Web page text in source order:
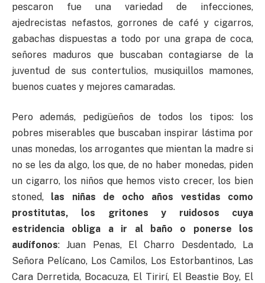
pescaron fue una variedad de infecciones,
ajedrecistas nefastos, gorrones de café y cigarros,
gabachas dispuestas a todo por una grapa de coca,
señores maduros que buscaban contagiarse de la
juventud de sus contertulios, musiquillos mamones,
buenos cuates y mejores camaradas.
Pero además, pedigüeños de todos los tipos: los
pobres miserables que buscaban inspirar lástima por
unas monedas, los arrogantes que mientan la madre si
no se les da algo, los que, de no haber monedas, piden
un cigarro, los niños que hemos visto crecer, los bien
stoned, las niñas de ocho años vestidas como
prostitutas, los gritones y ruidosos cuya
estridencia obliga a ir al baño o ponerse los
audífonos: Juan Penas, El Charro Desdentado, La
Señora Pelícano, Los Camilos, Los Estorbantinos, Las
Cara Derretida, Bocacuza, El Tirirí, El Beastie Boy, El